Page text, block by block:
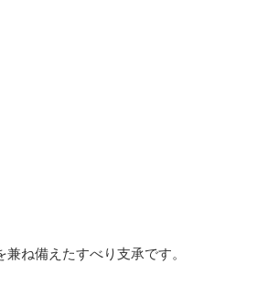
ね備えたすべり支承です。